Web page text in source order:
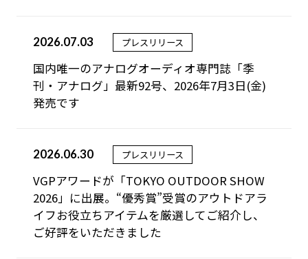
2026.07.03 プレスリリース
国内唯⼀のアナログオーディオ専⾨誌「季
刊・アナログ」最新92号、2026年7月3日(金)
発売です
2026.06.30 プレスリリース
VGPアワードが「TOKYO OUTDOOR SHOW
2026」に出展。“優秀賞”受賞のアウトドアラ
イフお役立ちアイテムを厳選してご紹介し、
ご好評をいただきました